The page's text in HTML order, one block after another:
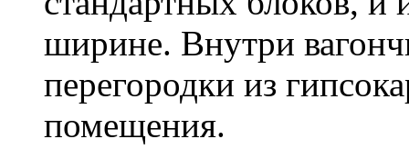
ширине. Внутри
перегородки из
помещения.